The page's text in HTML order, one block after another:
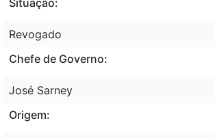
Revogado
Chefe de Governo:
José Sarney
Origem: